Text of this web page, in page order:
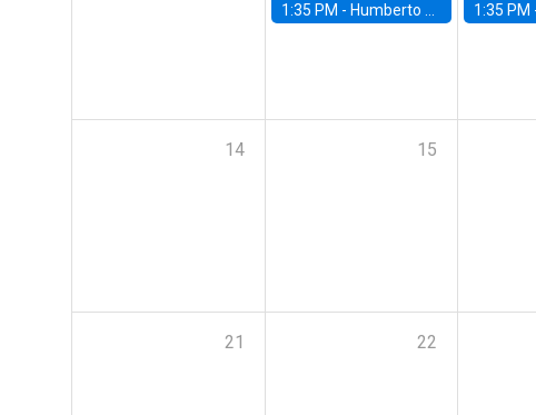
1:35 PM - Humberto Martínez, Universidad de Chile 1:35
14 15
21 22